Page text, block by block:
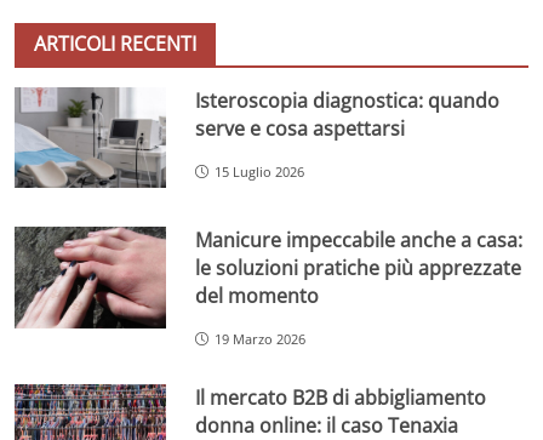
ARTICOLI RECENTI
Isteroscopia diagnostica: quando
serve e cosa aspettarsi
15 Luglio 2026
Manicure impeccabile anche a casa:
le soluzioni pratiche più apprezzate
del momento
19 Marzo 2026
Il mercato B2B di abbigliamento
donna online: il caso Tenaxia